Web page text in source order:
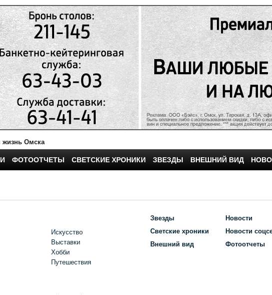
жизнь Омска
ФОТООТЧЕТЫ СВЕТСКИЕ ХРОНИКИ ЗВЕЗДЫ ВНЕШНИЙ ВИД
Искусство
Выставки
Хобби
Путешествия
Звезды
Светские хроники
Внешний вид
Новости
Новости
Фотоотчеты